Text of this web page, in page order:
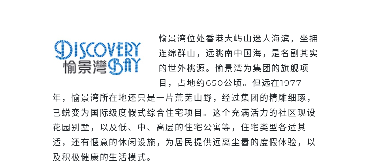
愉景湾位处香港大屿山迷人海滨，坐拥
连绵群山，远眺南中国海，是名副其实
的世外桃源。愉景湾为集团的旗舰项
目，占地约650公顷。但远在1977
年，愉景湾所在地还只是一片荒芜山野，经过集团的精雕细琢，
已蜕变为国际级度假式综合住宅项目。这个充满活力的社区现设
花园别墅，以及低、中、高层的住宅公寓等，住宅类型各适其
适，还有惬意的休闲设施，为居民提供远离尘嚣的度假体验，以
及积极健康的生活模式。